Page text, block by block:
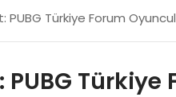
PUBG Türkiye Forum
PUBG